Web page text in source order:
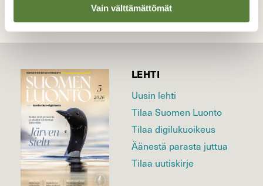
Vain välttämättömät
LEHTI
Uusin lehti
Tilaa Suomen Luonto
Tilaa digilukuoikeus
Äänestä parasta juttua
Tilaa uutiskirje